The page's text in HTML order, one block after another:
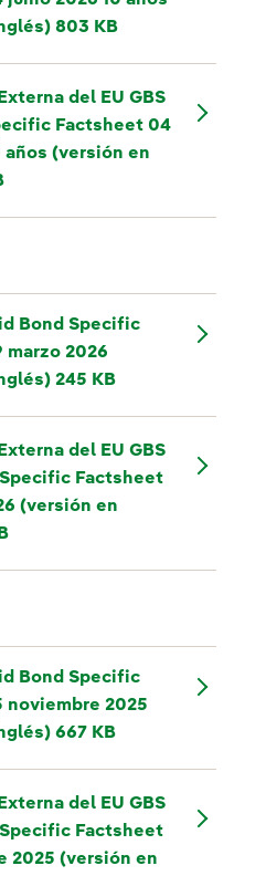
803 KB
del EU GBS
Factsheet 04
años (versión en
Bond Specific
marzo 2026
245 KB
del EU GBS
Factsheet
(versión en
Bond Specific
noviembre 2025
667 KB
del EU GBS
Factsheet
2025 (versión en